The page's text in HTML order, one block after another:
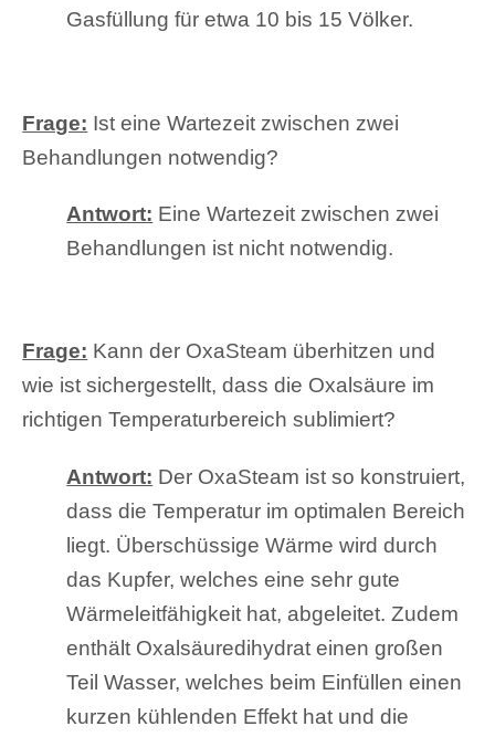
Gasfüllung für etwa 10 bis 15 Völker.
Frage: Ist eine Wartezeit zwischen zwei
Behandlungen notwendig?
Antwort: Eine Wartezeit zwischen zwei
Behandlungen ist nicht notwendig.
Frage: Kann der OxaSteam überhitzen und
wie ist sichergestellt, dass die Oxalsäure im
richtigen Temperaturbereich sublimiert?
Antwort: Der OxaSteam ist so konstruiert,
dass die Temperatur im optimalen Bereich
liegt. Überschüssige Wärme wird durch
das Kupfer, welches eine sehr gute
Wärmeleitfähigkeit hat, abgeleitet. Zudem
enthält Oxalsäuredihydrat einen großen
Teil Wasser, welches beim Einfüllen einen
kurzen kühlenden Effekt hat und die